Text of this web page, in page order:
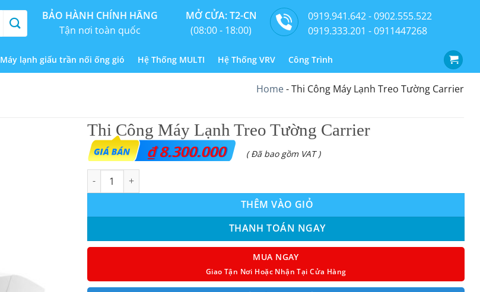
BẢO HÀNH CHÍNH HÃNG
Tận nơi toàn quốc
MỞ CỬA: T2-CN
(08:00 - 18:00)
0919.941.642 - 0902.555.522
0919.333.201 - 0911447268
Máy lạnh giấu trần nối ống gió Hệ Thống MULTI Hệ Thống VRV Công Trình
Home-Thi Công Máy Lạnh Treo Tường Carrier
Thi Công Máy Lạnh Treo Tường Carrier
₫8.300.000
( Đã bao gồm VAT )
Thi Công Máy Lạnh Treo Tường Carrier số lượng
THÊM VÀO GIỎ
THANH TOÁN NGAY
MUA NGAY
Giao Tận Nơi Hoặc Nhận Tại Cửa Hàng